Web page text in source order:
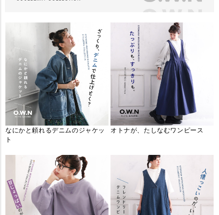
なにかと頼れるデニムのジャケッ
ト
オトナが、たしなむワンピース